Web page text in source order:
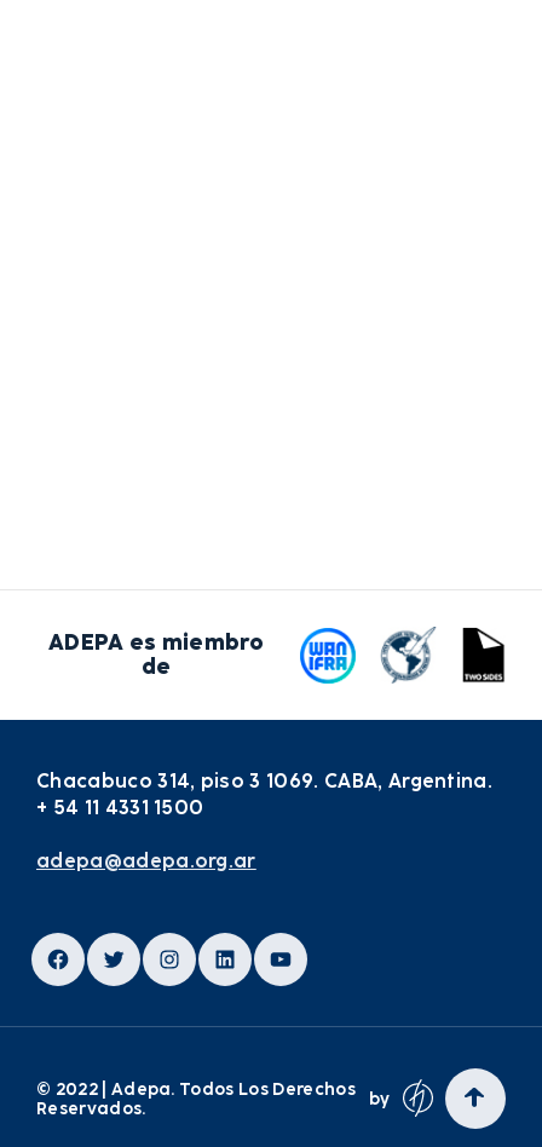
ADEPA es miembro
de
Chacabuco 314, piso 3 1069. CABA, Argentina.
+ 54 11 4331 1500
adepa@adepa.org.ar
Facebook
TwitterInstagram
LinkedInYouTube
© 2022 | Adepa. Todos Los Derechos
Reservados.
by